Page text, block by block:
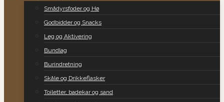
Smådyrsfoder og Hø
Godbidder og Snacks
Leg og Aktivering
Bundlag
Burindretning
Skåle og Drikkeflasker
Toiletter, badekar og sand